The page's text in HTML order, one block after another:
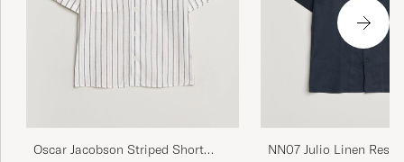
Oscar Jacobson Striped Short
NN07 Julio Linen